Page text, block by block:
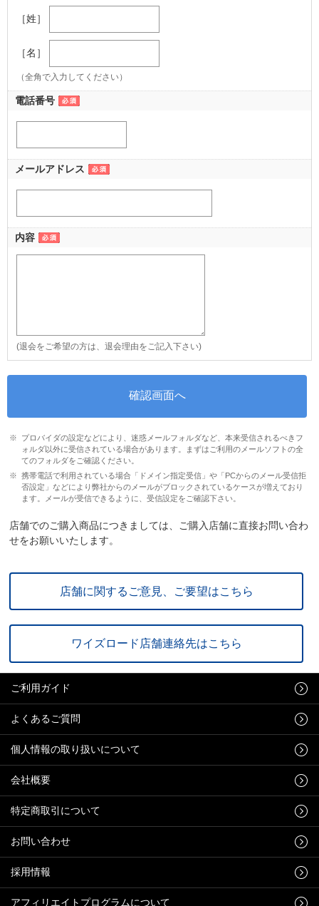
［姓］
［名］
（全角で入力してください）
電話番号
メールアドレス
内容
(退会をご希望の方は、退会理由をご記入下さい)
プロバイダの設定などにより、迷惑メールフォルダなど、本来受信されるべきフ
ォルダ以外に受信されている場合があります。まずはご利用のメールソフトの全
てのフォルダをご確認ください。
携帯電話で利用されている場合「ドメイン指定受信」や「PCからのメール受信拒
否設定」などにより弊社からのメールがブロックされているケースが増えており
ます。メールが受信できるように、受信設定をご確認下さい。
店舗でのご購入商品につきましては、ご購入店舗に直接お問い合わ
せをお願いいたします。
店舗に関するご意見、ご要望はこちら
ワイズロード店舗連絡先はこちら
ご利用ガイド
よくあるご質問
個人情報の取り扱いについて
会社概要
特定商取引について
お問い合わせ
採用情報
アフィリエイトプログラムについて